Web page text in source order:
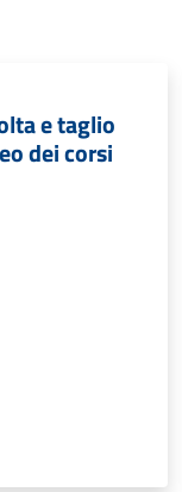
e taglio
dei corsi